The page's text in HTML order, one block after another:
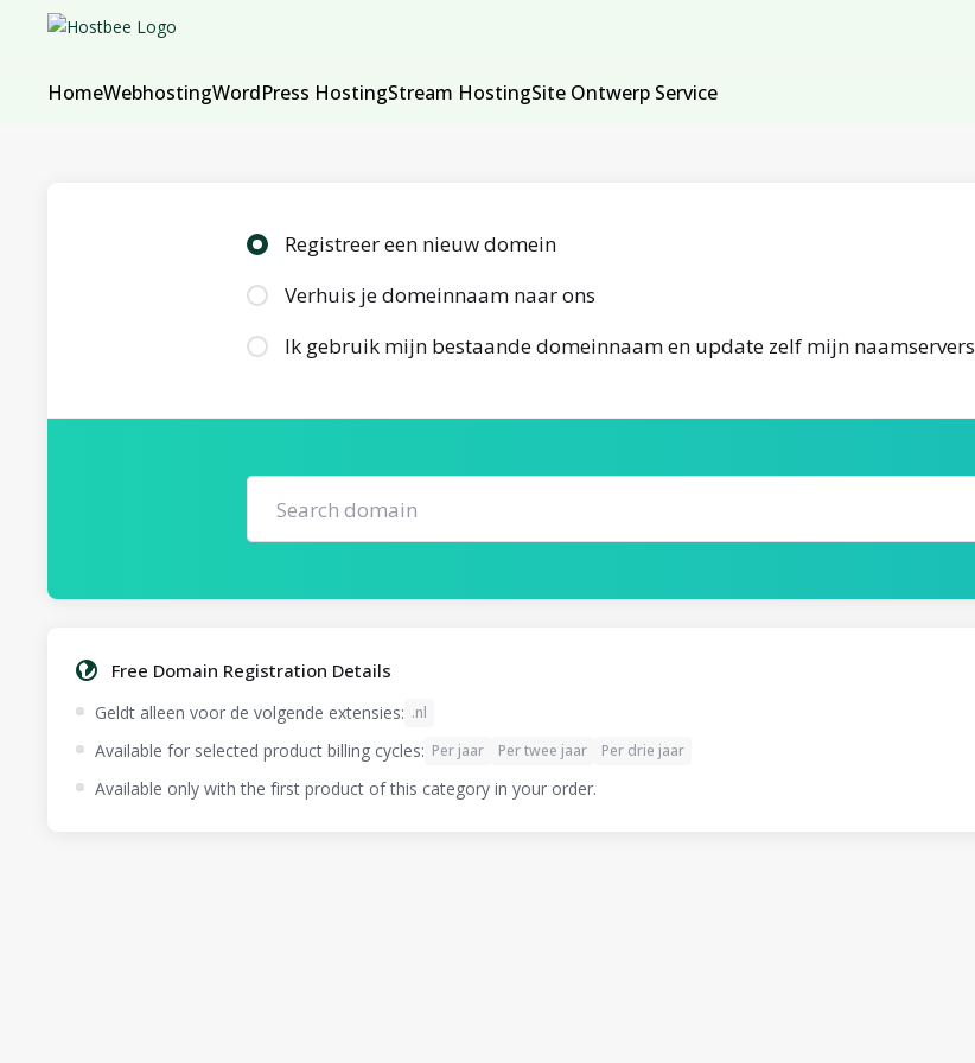
HomeWebhostingWordPress HostingStream HostingSite Ontwerp Service
Registreer een nieuw domein
Verhuis je domeinnaam naar ons
Ik gebruik mijn bestaande domeinnaam en update zelf mijn naamservers
Free Domain Registration Details
Geldt alleen voor de volgende extensies: .nl
Available for selected product billing cycles: Per jaar Per twee jaar Per drie jaar
Available only with the first product of this category in your order.